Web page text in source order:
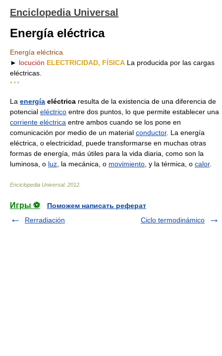
Enciclopedia Universal
Energía eléctrica
Energía eléctrica
► locución ELECTRICIDAD, FÍSICA La producida por las cargas
eléctricas.
* * *
La energía eléctrica resulta de la existencia de una diferencia de
potencial eléctrico entre dos puntos, lo que permite establecer una
corriente eléctrica entre ambos cuando se los pone en
comunicación por medio de un material conductor. La energía
eléctrica, o electricidad, puede transformarse en muchas otras
formas de energía, más útiles para la vida diaria, como son la
luminosa, o luz , la mecánica, o movimiento , y la térmica, o calor.
Enciclopedia Universal. 2012
Игры ⚽
Поможем написать реферат
Rerradiación
Ciclo termodinámico